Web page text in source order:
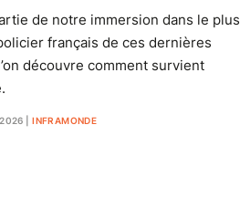
de notre immersion dans le plus
français de ces dernières
découvre comment survient
|INFRAMONDE